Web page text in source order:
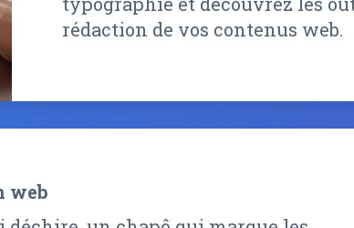
rédaction de vos contenus web.
web